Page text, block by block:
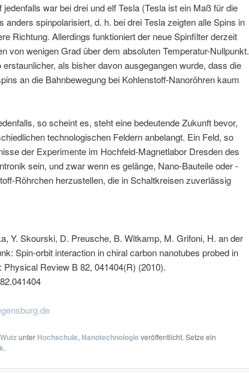
war bei drei und elf Tesla (Tesla ist ein Maß für die
anders spinpolarisiert, d. h. bei drei Tesla zeigten alle Spins in
Richtung. Allerdings funktioniert der neue Spinfilter derzeit
von wenigen Grad über dem absoluten Temperatur-Nullpunkt.
als bisher davon ausgegangen wurde, dass die
an die Bahnbewegung bei Kohlenstoff-Nanoröhren kaum
so scheint es, steht eine bedeutende Zukunft bevor,
technologischen Feldern anbelangt. Ein Feld, so
der Experimente im Hochfeld-Magnetlabor Dresden des
sein, und zwar wenn es gelänge, Nano-Bauteile oder -
Röhrchen herzustellen, die in Schaltkreisen zuverlässig
Y. Skourski, D. Preusche, B. Witkamp, M. Grifoni, H. an der
Spin-orbit interaction in chiral carbon nanotubes probed in
Review B 82, 041404(R) (2010).
unter Hochschule, Nanotechnologie veröffentlicht. Setze ein
.